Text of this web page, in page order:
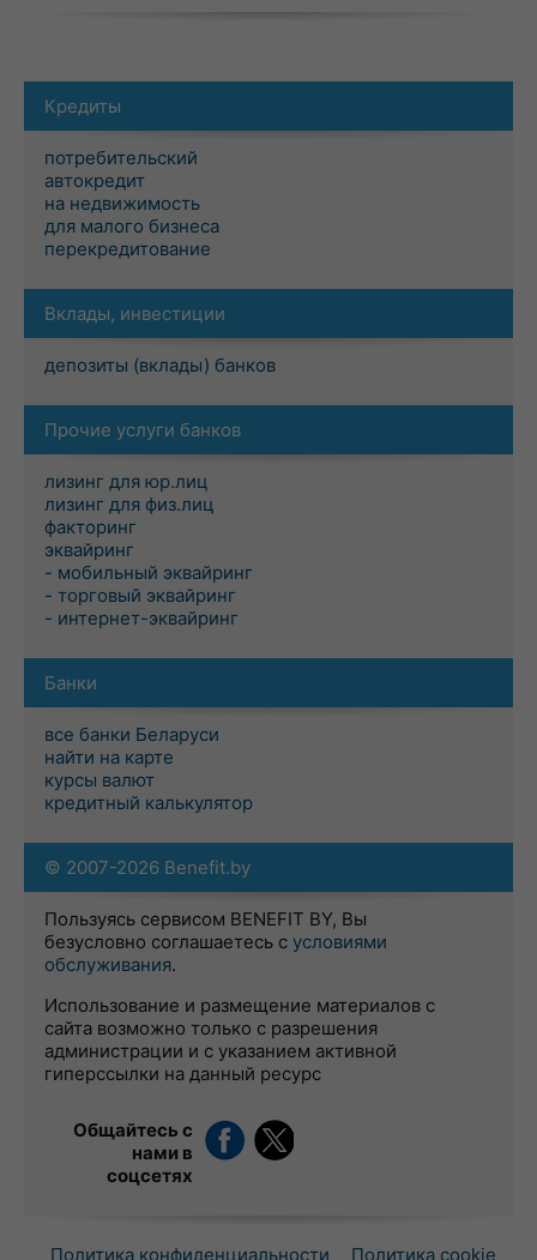
Кредиты
потребительский
автокредит
на недвижимость
для малого бизнеса
перекредитование
Вклады, инвестиции
депозиты (вклады) банков
Прочие услуги банков
лизинг для юр.лиц
лизинг для физ.лиц
факторинг
эквайринг
- мобильный эквайринг
- торговый эквайринг
- интернет-эквайринг
Банки
все банки Беларуси
найти на карте
курсы валют
кредитный калькулятор
© 2007-2026 Benefit.by
Пользуясь сервисом BENEFIT BY, Вы
безусловно соглашаетесь с условиями
обслуживания.
Использование и размещение материалов с
сайта возможно только с разрешения
администрации и с указанием активной
гиперссылки на данный ресурс
Общайтесь с
нами в
соцсетях
Политика конфиденциальности Политика cookie